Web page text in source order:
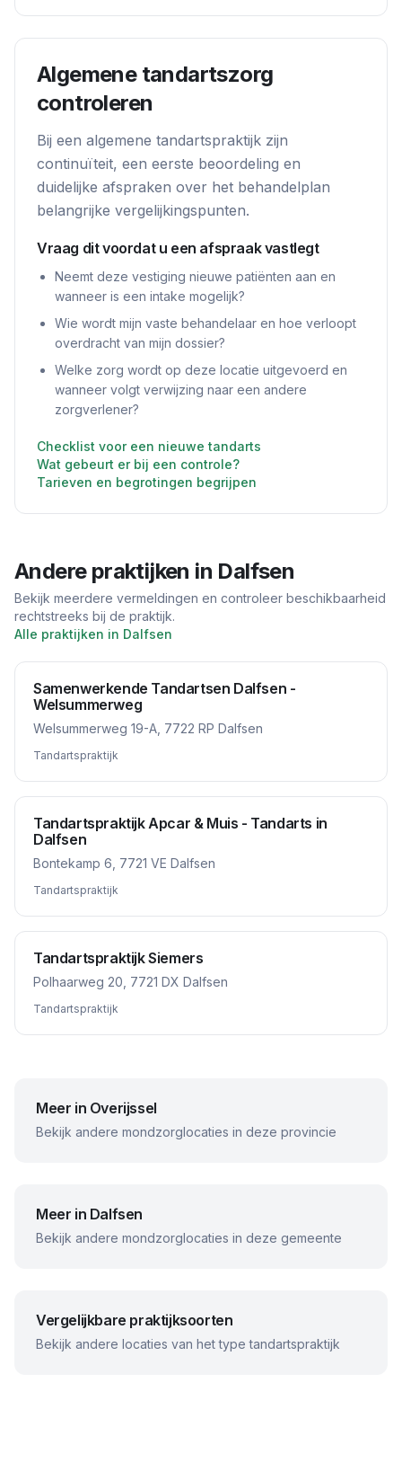
Algemene tandartszorg
controleren
Bij een algemene tandartspraktijk zijn
continuïteit, een eerste beoordeling en
duidelijke afspraken over het behandelplan
belangrijke vergelijkingspunten.
Vraag dit voordat u een afspraak vastlegt
Neemt deze vestiging nieuwe patiënten aan en
wanneer is een intake mogelijk?
Wie wordt mijn vaste behandelaar en hoe verloopt
overdracht van mijn dossier?
Welke zorg wordt op deze locatie uitgevoerd en
wanneer volgt verwijzing naar een andere
zorgverlener?
Checklist voor een nieuwe tandarts
Wat gebeurt er bij een controle?
Tarieven en begrotingen begrijpen
Andere praktijken in Dalfsen
Bekijk meerdere vermeldingen en controleer beschikbaarheid
rechtstreeks bij de praktijk.
Alle praktijken in Dalfsen
Samenwerkende Tandartsen Dalfsen -
Welsummerweg
Welsummerweg 19-A, 7722 RP Dalfsen
Tandartspraktijk
Tandartspraktijk Apcar & Muis - Tandarts in
Dalfsen
Bontekamp 6, 7721 VE Dalfsen
Tandartspraktijk
Tandartspraktijk Siemers
Polhaarweg 20, 7721 DX Dalfsen
Tandartspraktijk
Meer in Overijssel
Bekijk andere mondzorglocaties in deze provincie
Meer in Dalfsen
Bekijk andere mondzorglocaties in deze gemeente
Vergelijkbare praktijksoorten
Bekijk andere locaties van het type tandartspraktijk